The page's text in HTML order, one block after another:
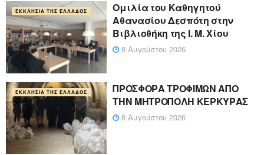
ΕΚΚΛΗΣΊΑ ΤΗΣ ΕΛΛΆΔΟΣ
Ομιλία του Καθηγητού
Αθανασίου Δεσπότη στην
Βιβλιοθήκη της Ι. Μ. Χίου
8 Αυγούστου 2026
ΕΚΚΛΗΣΊΑ ΤΗΣ ΕΛΛΆΔΟΣ
ΠΡΟΣΦΟΡΑ ΤΡΟΦΙΜΩΝ ΑΠΟ
ΤΗΝ ΜΗΤΡΟΠΟΛΗ ΚΕΡΚΥΡΑΣ
8 Αυγούστου 2026